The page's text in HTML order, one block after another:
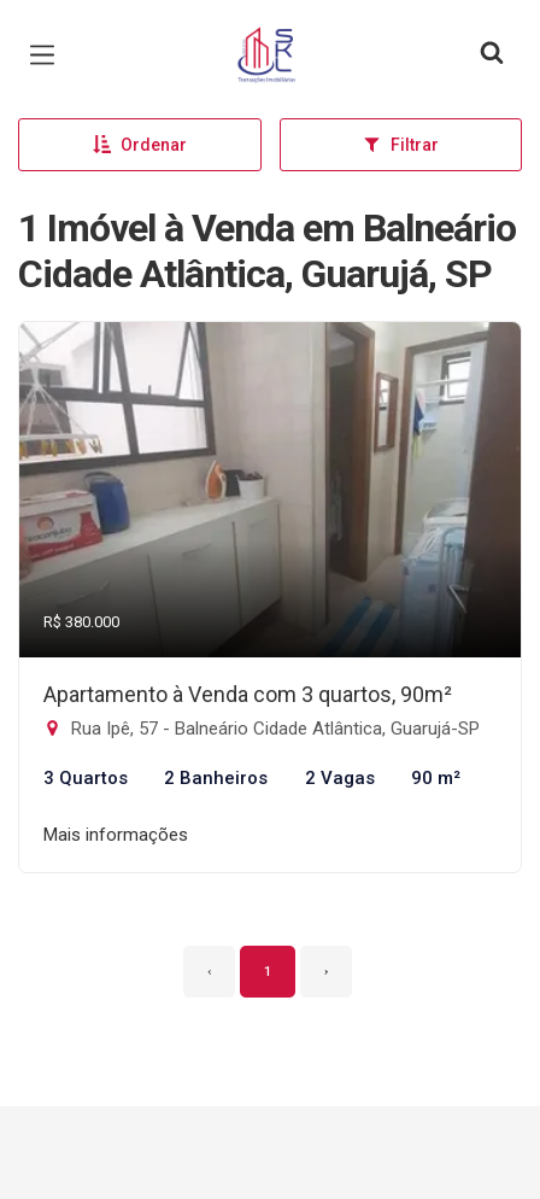
Página inicial
Ordenar Filtrar
1 Imóvel à Venda em Balneário
Cidade Atlântica, Guarujá, SP
R$ 380.000
Apartamento à Venda com 3 quartos, 90m²
Rua Ipê, 57 - Balneário Cidade Atlântica, Guarujá-SP
3 Quartos 2 Banheiros 2 Vagas 90 m²
Mais informações
‹ 1 ›